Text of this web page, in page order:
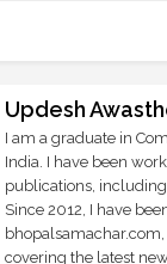
Updesh
I am a graduate in
India. I have been
publications,
Since 2012, I have
covering the latest